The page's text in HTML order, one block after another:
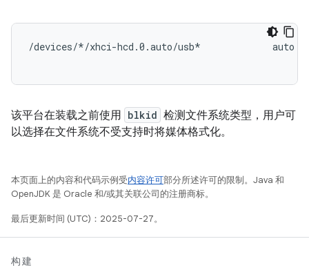
/devices/*/xhci-hcd.0.auto/usb*
该平台在装载之前使用 blkid 检测文件系统类型，用户可
以选择在文件系统不受支持时将媒体格式化。
本页面上的内容和代码示例受内容许可部分所述许可的限制。Java 和
OpenJDK 是 Oracle 和/或其关联公司的注册商标。
最后更新时间 (UTC)：2025-07-27。
构建